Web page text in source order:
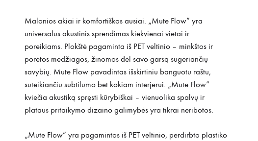
Malonios akiai ir komfortiškos ausiai. „Mute Flow” yra
universalus akustinis sprendimas kiekvienai vietai ir
poreikiams. Plokštė pagaminta iš PET veltinio – minkštos ir
porėtos medžiagos, žinomos dėl savo garsą sugeriančių
savybių. Mute Flow pavadintas išskirtiniu banguotu raštu,
suteikiančiu subtilumo bet kokiam interjerui. „Mute Flow“
kviečia akustiką spręsti kūrybiškai – vienuolika spalvų ir
plataus pritaikymo dizaino galimybės yra tikrai neribotos.
„Mute Flow” yra pagamintos iš PET veltinio, perdirbto plastiko